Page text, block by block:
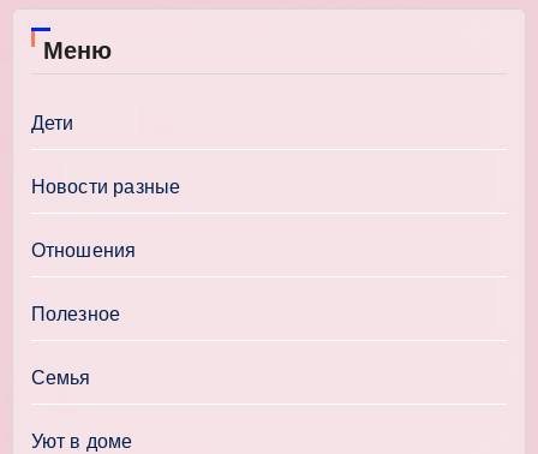
Меню
Дети
Новости разные
Отношения
Полезное
Семья
Уют в доме